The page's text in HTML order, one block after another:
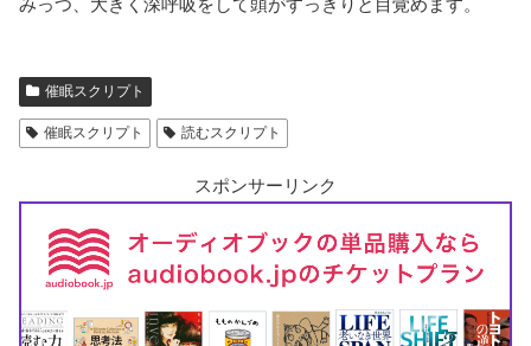
催眠スクリプト
催眠スクリプト 読むスクリプト
スポンサーリンク